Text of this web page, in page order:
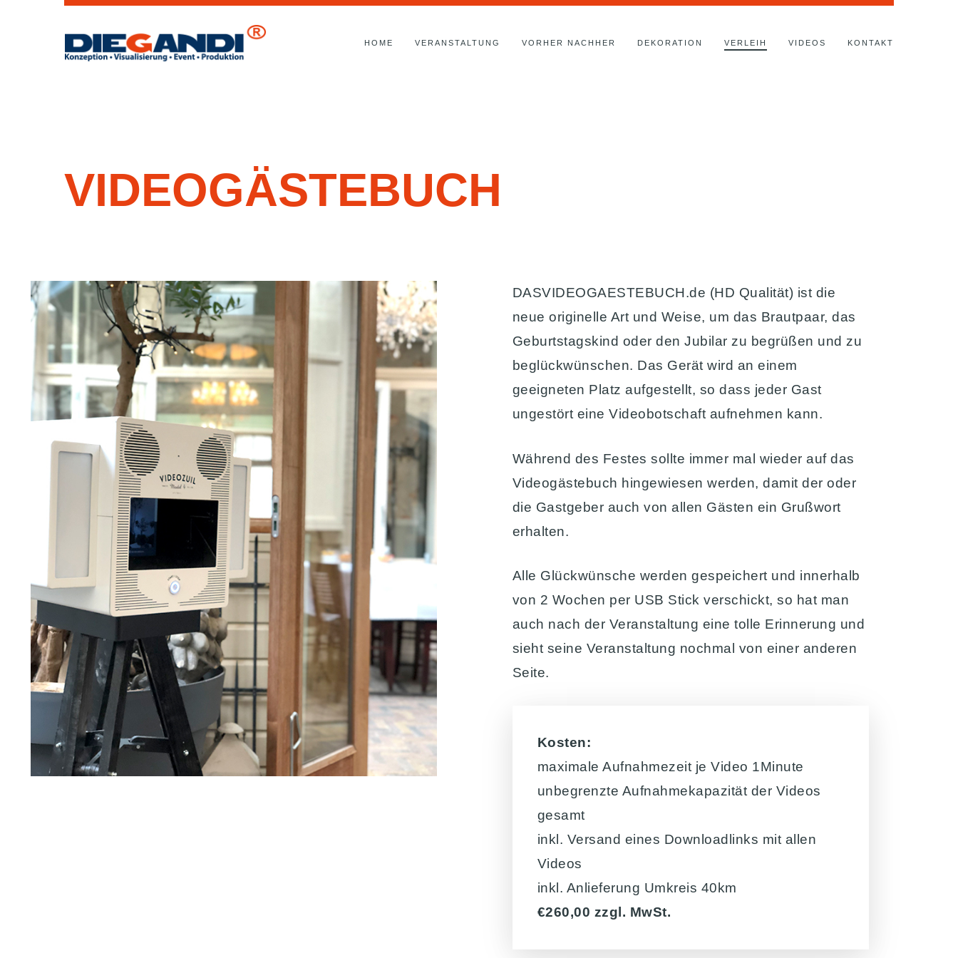
HOME VERANSTALTUNG VORHER NACHHER DEKORATION VERLEIH VIDEOS KONTAKT
VIDEOGÄSTEBUCH
DASVIDEOGAESTEBUCH.de (HD Qualität) ist die
neue originelle Art und Weise, um das Brautpaar, das
Geburtstagskind oder den Jubilar zu begrüßen und zu
beglückwünschen. Das Gerät wird an einem
geeigneten Platz aufgestellt, so dass jeder Gast
ungestört eine Videobotschaft aufnehmen kann.
Während des Festes sollte immer mal wieder auf das
Videogästebuch hingewiesen werden, damit der oder
die Gastgeber auch von allen Gästen ein Grußwort
erhalten.
Alle Glückwünsche werden gespeichert und innerhalb
von 2 Wochen per USB Stick verschickt, so hat man
auch nach der Veranstaltung eine tolle Erinnerung und
sieht seine Veranstaltung nochmal von einer anderen
Seite.
Kosten:
maximale Aufnahmezeit je Video 1Minute
unbegrenzte Aufnahmekapazität der Videos
gesamt
inkl. Versand eines Downloadlinks mit allen
Videos
inkl. Anlieferung Umkreis 40km
€260,00 zzgl. MwSt.